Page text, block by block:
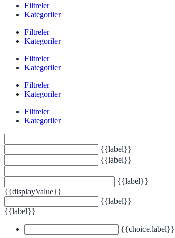
Filtreler
Kategoriler
Filtreler
Kategoriler
Filtreler
Kategoriler
Filtreler
Kategoriler
Filtreler
Kategoriler
{{label}}
{{label}}
{{label}}
{{displayValue}}
{{label}}
{{label}}
{{choice.label}}